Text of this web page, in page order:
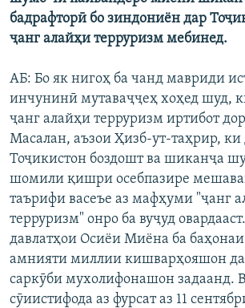
бадрафторӣ бо зиндониён дар
ҷанг алайҳи терруризм мебинед.
АБ: Бо як нигоҳ ба чанд мавриди
инчунинӣ мутаваҷҷеҳ хоҳед шуд,
ҷанг алайҳи терруризм иртибот
Масалан, аъзои Ҳизб-ут-таҳрир, ки
Тоҷикистон боздошт ва шиканҷа
шомили қишри осебпазире
таърифи васеъе аз мафҳуми "ҷанг
терруризм" онро ба вуҷуд
давлатҳои Осиёи Миёна ба
амнияти миллии кишварҳояшон
саркӯби мухолифонашон задаанд.
сӯиистифода аз фурсат аз 11